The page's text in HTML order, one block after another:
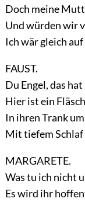
Doch meine
Und würden wir
Ich wär gleich
FAUST.
Du Engel, das
Hier ist ein
In ihren Trank
Mit tiefem
MARGARETE.
Was tu ich nicht
Es wird ihr